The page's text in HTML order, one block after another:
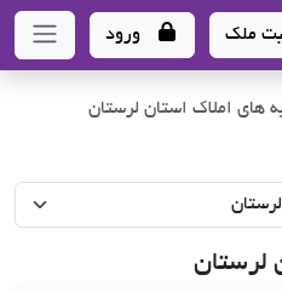
و مشاورین املاکملک ورود
های املاک استان لرستان
لرستان